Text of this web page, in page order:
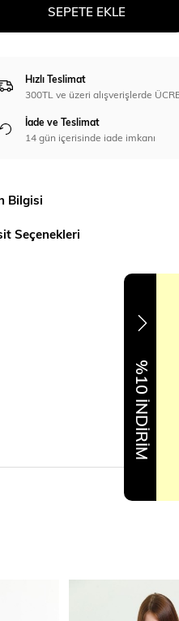
SEPETE EKLE
Hızlı Teslimat
300TL ve üzeri alışverişlerde
İade ve Teslimat
14 gün içerisinde iade imkanı
Bilgisi
Seçenekleri
%10 İNDİRİM